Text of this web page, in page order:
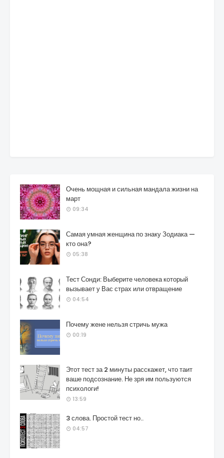
Очень мощная и сильная мандала жизни на
март
09:34
Самая умная женщина по знаку Зодиака —
кто она?
05:38
Тест Сонди: Выберите человека который
вызывает у Вас страх или отвращение
04:54
Почему жене нельзя стричь мужа
00:19
Этот тест за 2 минуты расскажет, что таит
ваше подсознание. Не зря им пользуются
психологи!
13:59
3 слова. Простой тест но..
04:57